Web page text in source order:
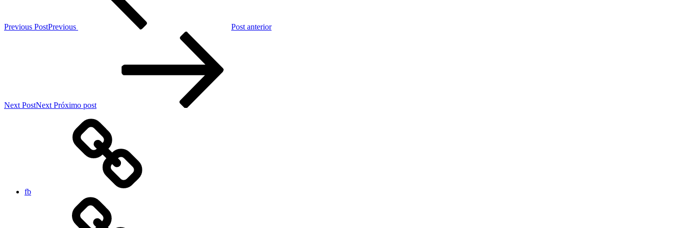
Previous PostPrevious Post anterior
Next PostNext Próximo post
fb